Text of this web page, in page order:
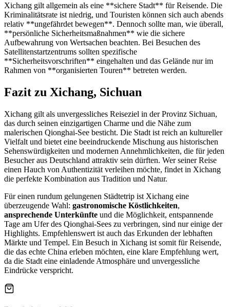
Xichang gilt allgemein als eine **sichere Stadt** für Reisende. Die
Kriminalitätsrate ist niedrig, und Touristen können sich auch abends
relativ **ungefährdet bewegen**. Dennoch sollte man, wie überall,
**persönliche Sicherheitsmaßnahmen** wie die sichere
Aufbewahrung von Wertsachen beachten. Bei Besuchen des
Satellitenstartzentrums sollten spezifische
**Sicherheitsvorschriften** eingehalten und das Gelände nur im
Rahmen von **organisierten Touren** betreten werden.
Fazit zu Xichang, Sichuan
Xichang gilt als unvergessliches Reiseziel in der Provinz Sichuan,
das durch seinen einzigartigen Charme und die Nähe zum
malerischen Qionghai-See besticht. Die Stadt ist reich an kultureller
Vielfalt und bietet eine beeindruckende Mischung aus historischen
Sehenswürdigkeiten und modernen Annehmlichkeiten, die für jeden
Besucher aus Deutschland attraktiv sein dürften. Wer seiner Reise
einen Hauch von Authentizität verleihen möchte, findet in Xichang
die perfekte Kombination aus Tradition und Natur.
Für einen rundum gelungenen Städtetrip ist Xichang eine
überzeugende Wahl: gastronomische Köstlichkeiten,
ansprechende Unterkünfte und die Möglichkeit, entspannende
Tage am Ufer des Qionghai-Sees zu verbringen, sind nur einige der
Highlights. Empfehlenswert ist auch das Erkunden der lebhaften
Märkte und Tempel. Ein Besuch in Xichang ist somit für Reisende,
die das echte China erleben möchten, eine klare Empfehlung wert,
da die Stadt eine einladende Atmosphäre und unvergessliche
Eindrücke verspricht.